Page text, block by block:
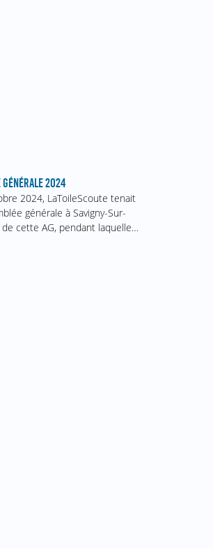
GÉNÉRALE 2024
2024, LaToileScoute tenait
générale à Savigny-Sur-
de cette AG, pendant laquelle…